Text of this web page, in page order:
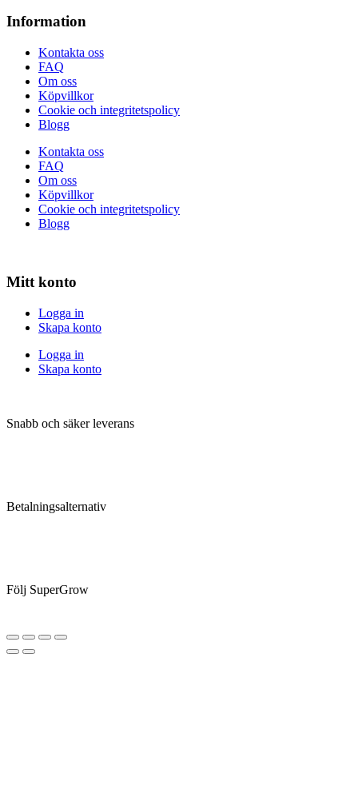
Information
Kontakta oss
FAQ
Om oss
Köpvillkor
Cookie och integritetspolicy
Blogg
Kontakta oss
FAQ
Om oss
Köpvillkor
Cookie och integritetspolicy
Blogg
Mitt konto
Logga in
Skapa konto
Logga in
Skapa konto
Snabb och säker leverans
Betalningsalternativ
Följ SuperGrow